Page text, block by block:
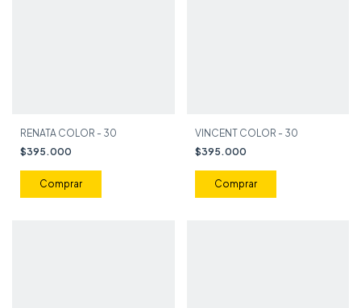
RENATA COLOR - 30
$395.000
Comprar
VINCENT COLOR - 30
$395.000